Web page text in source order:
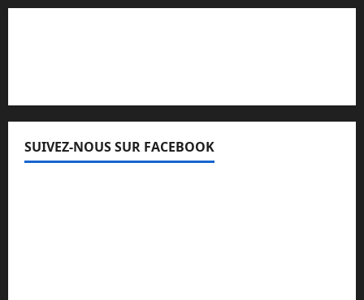
SUIVEZ-NOUS SUR FACEBOOK